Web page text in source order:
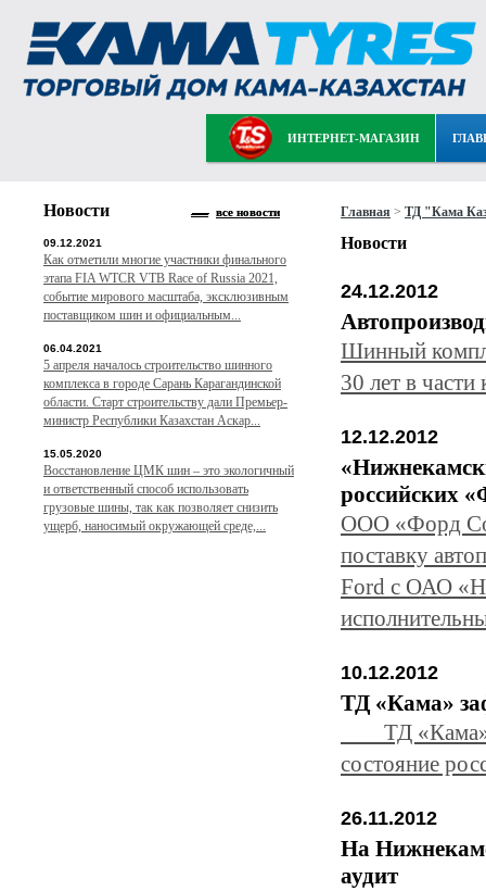
ИНТЕРНЕТ-МАГАЗИН
Главная > ТД "Кама
Новости
24.12.2012
Шинный
30 лет в
12.12.2012
российских
ООО «Форд
поставку
Ford с ОАО
10.12.2012
ТД «Кама»
ТД «Кама»
состояние
26.11.2012
На
аудит
Новости все новости
09.12.2021
Как отметили многие участники финального
этапа FIA WTCR VTB Race of Russia 2021,
событие мирового масштаба, эксклюзивным
поставщиком шин и официальным...
06.04.2021
5 апреля началось строительство шинного
комплекса в городе Сарань Карагандинской
области. Старт строительству дали Премьер-
министр Республики Казахстан Аскар...
15.05.2020
Восстановление ЦМК шин – это экологичный
и ответственный способ использовать
грузовые шины, так как позволяет снизить
ущерб, наносимый окружающей среде,...